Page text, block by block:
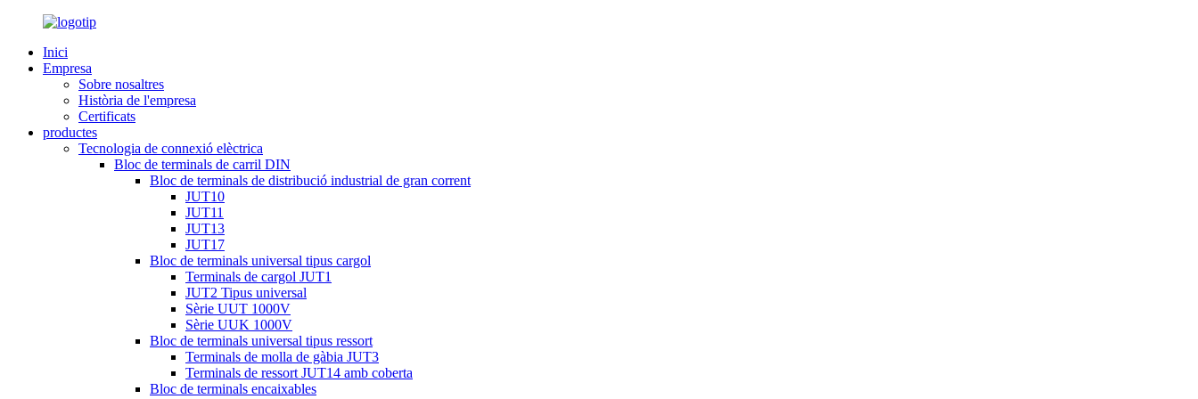
Inici
Empresa
Sobre nosaltres
Història de l'empresa
Certificats
productes
Tecnologia de connexió elèctrica
Bloc de terminals de carril DIN
Bloc de terminals de distribució industrial de gran corrent
JUT10
JUT11
JUT13
JUT17
Bloc de terminals universal tipus cargol
Terminals de cargol JUT1
JUT2 Tipus universal
Sèrie UUT 1000V
Sèrie UUK 1000V
Bloc de terminals universal tipus ressort
Terminals de molla de gàbia JUT3
Terminals de ressort JUT14 amb coberta
Bloc de terminals encaixables